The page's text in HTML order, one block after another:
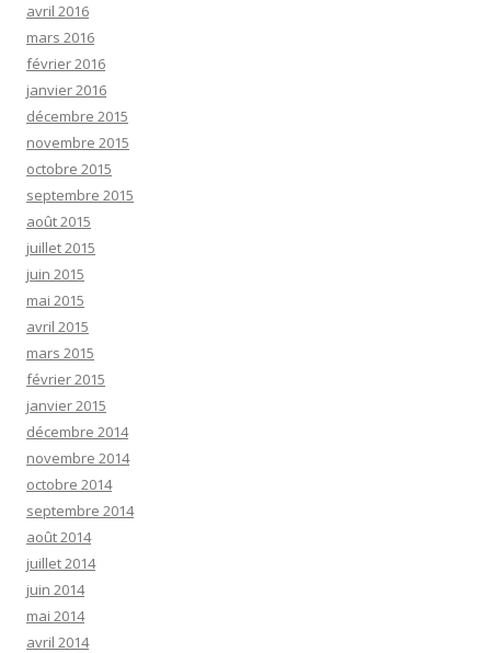
avril 2016
mars 2016
février 2016
janvier 2016
décembre 2015
novembre 2015
octobre 2015
septembre 2015
août 2015
juillet 2015
juin 2015
mai 2015
avril 2015
mars 2015
février 2015
janvier 2015
décembre 2014
novembre 2014
octobre 2014
septembre 2014
août 2014
juillet 2014
juin 2014
mai 2014
avril 2014